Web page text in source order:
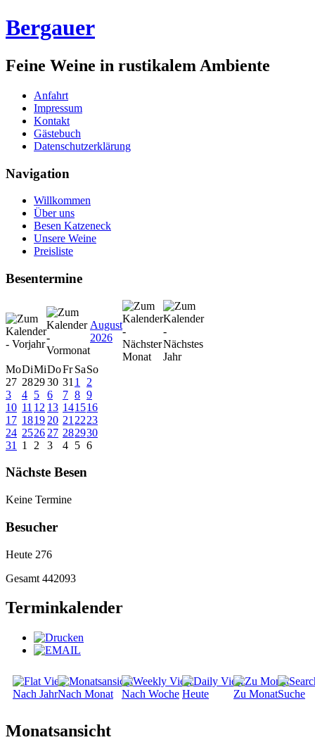
Bergauer
Feine Weine in rustikalem Ambiente
Anfahrt
Impressum
Kontakt
Gästebuch
Datenschutzerklärung
Navigation
Willkommen
Über uns
Besen Katzeneck
Unsere Weine
Preisliste
Besentermine
August
2026
MoDiMiDoFr SaSo
27 282930 31 1
2
3
4 5 6 7 8 9
10 11 12 13 141516
17 1819 20 21 2223
24 2526 27 282930
31
1 2 3 4 5 6
Nächste Besen
Keine Termine
Besucher
Heute 276
Gesamt 442093
Terminkalender
Nach JahrNach Monat Nach Woche Heute Zu MonatSuche
Monatsansicht